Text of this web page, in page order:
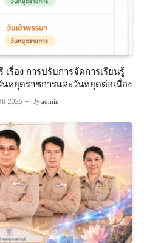
รื่อง การปรับการจัดการเรียนรู้
นหยุดราชการและวันหยุดต่อเนื่อง
2026 By admin